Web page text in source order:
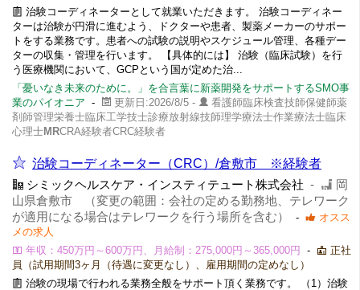
治験コーディネーターとして就業いただきます。 治験コーディネー
ターは治験が円滑に進むよう、ドクターや患者、製薬メーカーのサポー
トをする業務です。患者への試験の説明やスケジュール管理、各種デー
ターの収集・管理を行います。 【具体的には】 治験（臨床試験）を行
う医療機関において、GCPという国が定めた治...
「憂いなき未来のために。」を合言葉に新薬開発をサポートするSMO事
業のパイオニア - 更新日:2026/8/5 -
看護師臨床検査技師保健師薬
剤師管理栄養士臨床工学技士診療放射線技師理学療法士作業療法士臨床
心理士MRCRA経験者CRC経験者
治験コーディネーター（CRC）/倉敷市 ※経験者
シミックヘルスケア・インスティテュート株式会社 -
岡
山県倉敷市 （変更の範囲：会社の定める勤務地、テレワーク
が適用になる場合はテレワークを行う場所を含む）
-
オスス
メの求人
年収：450万円～600万円、月給制：275,000円～365,000円
-
正社
員（試用期間3ヶ月（待遇に変更なし）、雇用期間の定めなし）
治験の現場で行われる業務全般をサポート頂く業務です。 （1）治験